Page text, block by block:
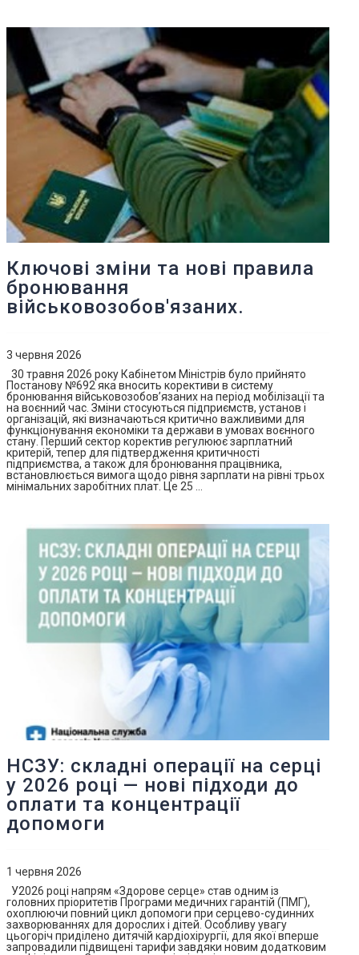
Ключові зміни та нові правила
бронювання
військовозобов'язаних.
3 червня 2026
30 травня 2026 року Кабінетом Міністрів було прийнято
Постанову №692 яка вносить корективи в систему
бронювання військовозобов’язаних на період мобілізації та
на воєнний час. Зміни стосуються підприємств, установ і
організацій, які визначаються критично важливими для
функціонування економіки та держави в умовах воєнного
стану. Перший сектор коректив регулюює зарплатний
критерій, тепер для підтвердження критичності
підприємства, а також для бронювання працівника,
встановлюється вимога щодо рівня зарплати на рівні трьох
мінімальних заробітних плат. Це 25 …
НСЗУ: складні операції на серці
у 2026 році — нові підходи до
оплати та концентрації
допомоги
1 червня 2026
У2026 році напрям «Здорове серце» став одним із
головних пріоритетів Програми медичних гарантій (ПМГ),
охоплюючи повний цикл допомоги при серцево-судинних
захворюваннях для дорослих і дітей. Особливу увагу
цьогоріч приділено дитячій кардіохірургії, для якої вперше
запровадили підвищені тарифи завдяки новим додатковим